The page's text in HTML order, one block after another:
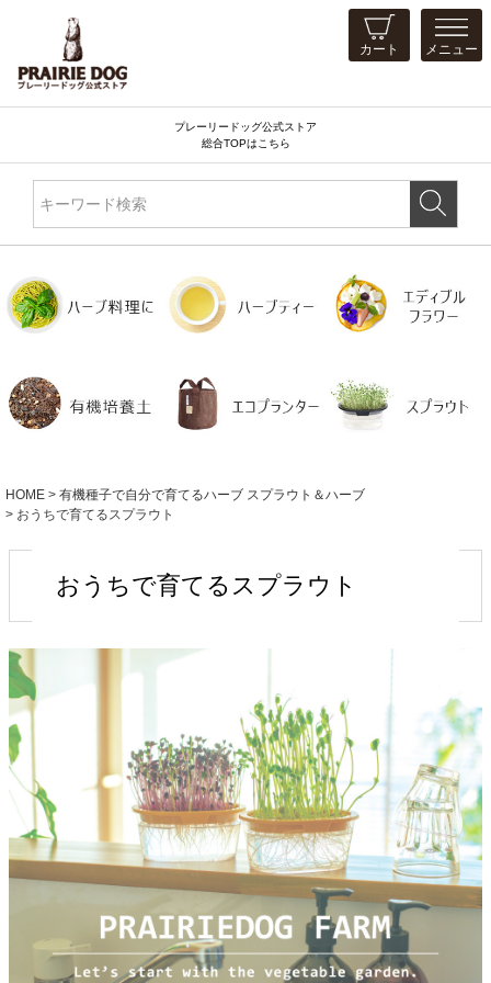
カート メニュー
プレーリードッグ公式ストア
総合TOPはこちら
HOME
有機種子で自分で育てるハーブ スプラウト＆ハーブ
おうちで育てるスプラウト
おうちで育てるスプラウト